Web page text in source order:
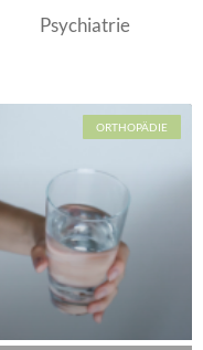
Psychiatrie
ORTHOPÄDIE